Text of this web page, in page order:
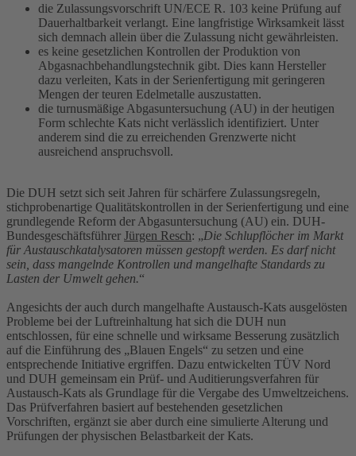
die Zulassungsvorschrift UN/ECE R. 103 keine Prüfung auf
Dauerhaltbarkeit verlangt. Eine langfristige Wirksamkeit lässt
sich demnach allein über die Zulassung nicht gewährleisten.
es keine gesetzlichen Kontrollen der Produktion von
Abgasnachbehandlungstechnik gibt. Dies kann Hersteller
dazu verleiten, Kats in der Serienfertigung mit geringeren
Mengen der teuren Edelmetalle auszustatten.
die turnusmäßige Abgasuntersuchung (AU) in der heutigen
Form schlechte Kats nicht verlässlich identifiziert. Unter
anderem sind die zu erreichenden Grenzwerte nicht
ausreichend anspruchsvoll.
Die DUH setzt sich seit Jahren für schärfere Zulassungsregeln,
stichprobenartige Qualitätskontrollen in der Serienfertigung und eine
grundlegende Reform der Abgasuntersuchung (AU) ein. DUH-
Bundesgeschäftsführer Jürgen Resch: „Die Schlupflöcher im Markt
für Austauschkatalysatoren müssen gestopft werden. Es darf nicht
sein, dass mangelnde Kontrollen und mangelhafte Standards zu
Lasten der Umwelt gehen.“
Angesichts der auch durch mangelhafte Austausch-Kats ausgelösten
Probleme bei der Luftreinhaltung hat sich die DUH nun
entschlossen, für eine schnelle und wirksame Besserung zusätzlich
auf die Einführung des „Blauen Engels“ zu setzen und eine
entsprechende Initiative ergriffen. Dazu entwickelten TÜV Nord
und DUH gemeinsam ein Prüf- und Auditierungsverfahren für
Austausch-Kats als Grundlage für die Vergabe des Umweltzeichens.
Das Prüfverfahren basiert auf bestehenden gesetzlichen
Vorschriften, ergänzt sie aber durch eine simulierte Alterung und
Prüfungen der physischen Belastbarkeit der Kats.